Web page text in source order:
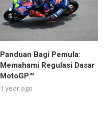
Panduan Bagi Pemula:
Memahami Regulasi Dasar
MotoGP™
1 year ago